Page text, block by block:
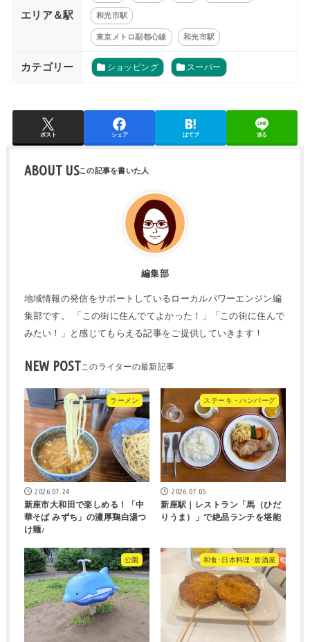
エリア＆駅 和光市駅
東京メトロ副都心線 和光市駅
カテゴリー ショッピング スーパー
ポスト シェア はてブ 送る
ABOUT US
編集部
地域情報の発信をサポートしているローカルパワーエンジン編
集部です。 「この街に住んでてよかった！」「この街に住んで
みたい！」と感じてもらえる記事をご提供していきます！
NEW POST
ラーメン
2026.07.24
新座市大和田で楽しめる！「中
華そば みずち」の濃厚鶏白湯つ
け麺♪
ステーキ・ハンバーグ
2026.07.05
新座駅｜レストラン「馬（ひだ
りうま）」で絶品ランチを堪能
公園 和食･日本料理･居酒屋